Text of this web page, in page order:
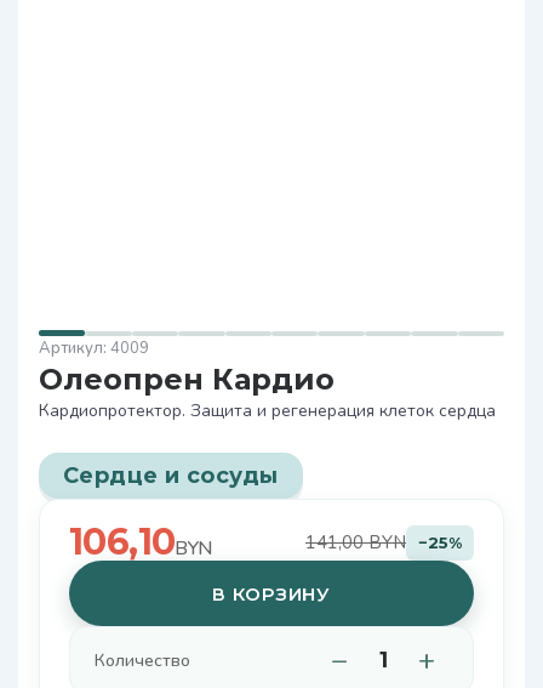
Олеопрен Кардио
Кардиопротектор. Защита и регенерация клеток сердца
4009
Сердце и сосуды
106,10BYN 141,00 BYN −25%
В КОРЗИНУ
Количество − +